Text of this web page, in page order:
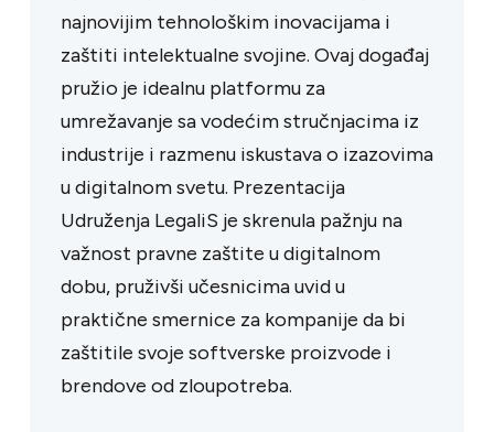
najnovijim tehnološkim inovacijama i
zaštiti intelektualne svojine. Ovaj događaj
pružio je idealnu platformu za
umrežavanje sa vodećim stručnjacima iz
industrije i razmenu iskustava o izazovima
u digitalnom svetu. Prezentacija
Udruženja LegaliS je skrenula pažnju na
važnost pravne zaštite u digitalnom
dobu, pruživši učesnicima uvid u
praktične smernice za kompanije da bi
zaštitile svoje softverske proizvode i
brendove od zloupotreba.